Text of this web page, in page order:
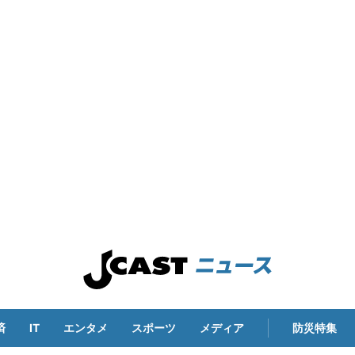
IT エンタメ スポーツ メディア 防災特集